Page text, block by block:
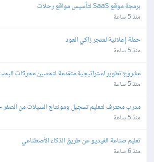
برمجة موقع SaaS لتأسيس مواقع رحلات
منذ 5 ساعة
حملة إعلانية لمتجر زاكي العود
منذ 5 ساعة
(Indexing)منذ 5 ساعة
مدرب محترف لتعليم تسجيل ومونتاج الشيلات من الصفر
منذ 5 ساعة
تعليم صناعة الفيديو عن طريق الذكاء الأصطناعي
منذ 6 ساعة